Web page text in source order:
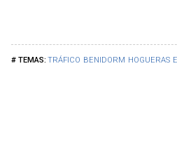
TRÁFICO BENIDORM HOGUERAS